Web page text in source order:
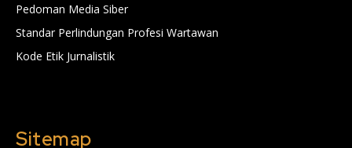
Pedoman Media Siber
Standar Perlindungan Profesi Wartawan
Kode Etik Jurnalistik
Sitemap